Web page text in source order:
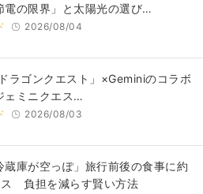
電の限界」と太陽光の選び…
2026/08/04
ラゴンクエスト」×Geminiのコラボ
ェミニクエス…
2026/08/03
蔵庫が空っぽ」旅行前後の食事に約
負担を減らす賢い方法